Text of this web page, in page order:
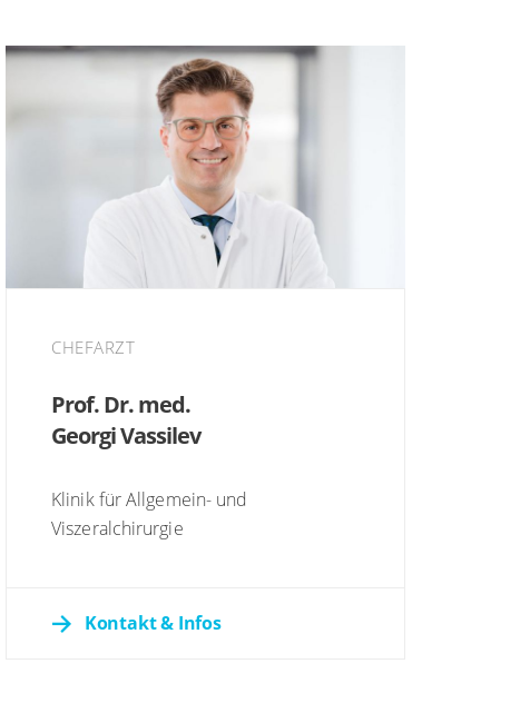
CHEFARZT
Prof. Dr. med.
Georgi Vassilev
Klinik für Allgemein- und
Viszeralchirurgie
Kontakt & Infos